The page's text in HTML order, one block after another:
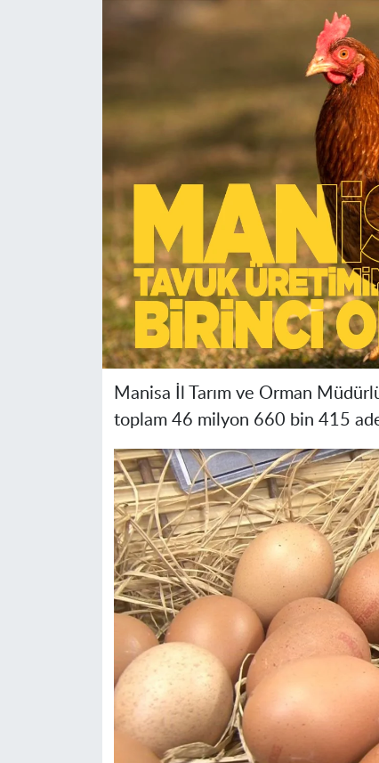
Manisa İl Tarım ve Orman
toplam 46 milyon 660 bin 415